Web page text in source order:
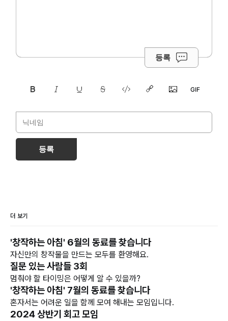
등록
등록
더 보기
'창작하는 아침' 6월의 동료를 찾습니다
자신만의 창작물을 만드는 모두를 환영해요.
질문 있는 사람들 3회
멈춰야 할 타이밍은 어떻게 알 수 있을까?
'창작하는 아침' 7월의 동료를 찾습니다
혼자서는 어려운 일을 함께 모여 해내는 모임입니다.
2024 상반기 회고 모임